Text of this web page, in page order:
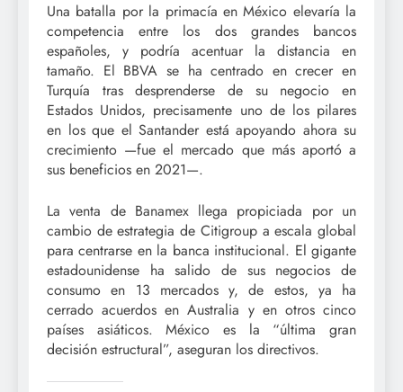
Una batalla por la primacía en México elevaría la
competencia entre los dos grandes bancos
españoles, y podría acentuar la distancia en
tamaño. El BBVA se ha centrado en crecer en
Turquía tras desprenderse de su negocio en
Estados Unidos, precisamente uno de los pilares
en los que el Santander está apoyando ahora su
crecimiento —fue el mercado que más aportó a
sus beneficios en 2021—.
La venta de Banamex llega propiciada por un
cambio de estrategia de Citigroup a escala global
para centrarse en la banca institucional. El gigante
estadounidense ha salido de sus negocios de
consumo en 13 mercados y, de estos, ya ha
cerrado acuerdos en Australia y en otros cinco
países asiáticos. México es la “última gran
decisión estructural”, aseguran los directivos.